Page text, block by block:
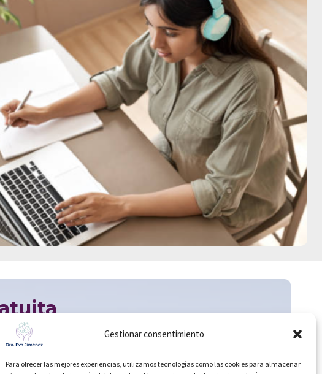
Gestionar consentimiento
Para ofrecer las mejores experiencias, utilizamos tecnologías como las cookies para almacenar
más adecuados para ti.